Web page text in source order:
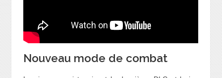
Nouveau mode de combat